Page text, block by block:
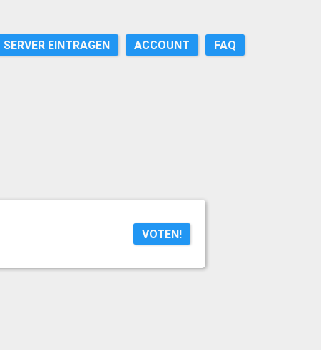
SERVER EINTRAGEN ACCOUNT FAQ
VOTEN!